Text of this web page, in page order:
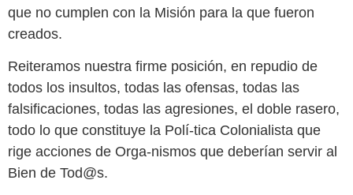
que no cumplen con la Misión para la que fueron
creados.
Reiteramos nuestra firme posición, en repudio de
todos los insultos, todas las ofensas, todas las
falsificaciones, todas las agresiones, el doble rasero,
todo lo que constituye la Polí-tica Colonialista que
rige acciones de Orga-nismos que deberían servir al
Bien de Tod@s.